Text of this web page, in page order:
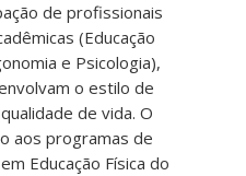
de profissionais
(Educação
e Psicologia),
o estilo de
de vida. O
aos programas de
Educação Física do